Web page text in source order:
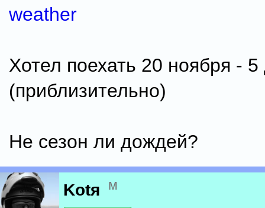
weather
Хотел поехать 20 ноября - 5
(приблизительно)
Не сезон ли дождей?
Kotя м